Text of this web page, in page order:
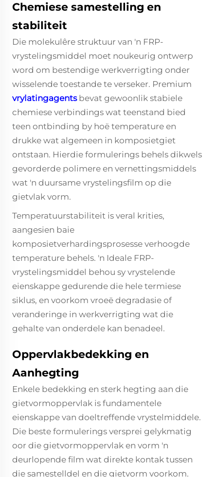
Chemiese samestelling en
stabiliteit
Die molekulêre struktuur van 'n FRP-
vrystelingsmiddel moet noukeurig ontwerp
word om bestendige werkverrigting onder
wisselende toestande te verseker. Premium
vrylatingagents bevat gewoonlik stabiele
chemiese verbindings wat teenstand bied
teen ontbinding by hoë temperature en
drukke wat algemeen in komposietgiet
ontstaan. Hierdie formulerings behels dikwels
gevorderde polimere en vernettingsmiddels
wat 'n duursame vrystelingsfilm op die
gietvlak vorm.
Temperatuurstabiliteit is veral krities,
aangesien baie
komposietverhardingsprosesse verhoogde
temperature behels. 'n Ideale FRP-
vrystelingsmiddel behou sy vrystelende
eienskappe gedurende die hele termiese
siklus, en voorkom vroeë degradasie of
veranderinge in werkverrigting wat die
gehalte van onderdele kan benadeel.
Oppervlakbedekking en
Aanhegting
Enkele bedekking en sterk hegting aan die
gietvormoppervlak is fundamentele
eienskappe van doeltreffende vrystelmiddele.
Die beste formulerings versprei gelykmatig
oor die gietvormoppervlak en vorm 'n
deurlopende film wat direkte kontak tussen
die samestelldel en die gietvorm voorkom.